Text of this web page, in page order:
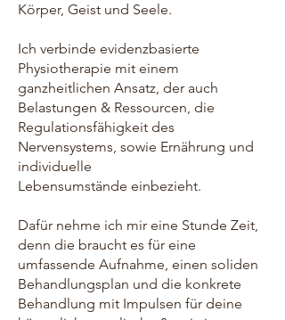
Körper, Geist und Seele.
Ich verbinde evidenzbasierte
Physiotherapie mit einem
ganzheitlichen Ansatz, der auch
Belastungen & Ressourcen, die
Regulationsfähigkeit des
Nervensystems, sowie Ernährung und
individuelle
Lebensumstände einbezieht.
Dafür nehme ich mir eine Stunde Zeit,
denn die braucht es für eine
umfassende Aufnahme, einen soliden
Behandlungsplan und die konkrete
Behandlung mit Impulsen für deine